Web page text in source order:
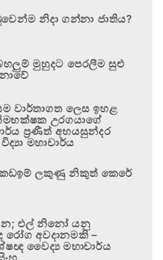
නිදා ගන්නා ජාතිය?
මුහුදට පෙරලීම සුළු
වාර්තාගත ලෙස ඉහළ
උරගයාගේ
ප්‍රණීත් අභයසුන්දර
මහාචාර්ය
කඩඉම් ලකුණු නිකුත් කෙරේ
එල් නිනෝ යනු
රෝග අවදානමකි –
වෛද්‍ය මහාචාර්ය